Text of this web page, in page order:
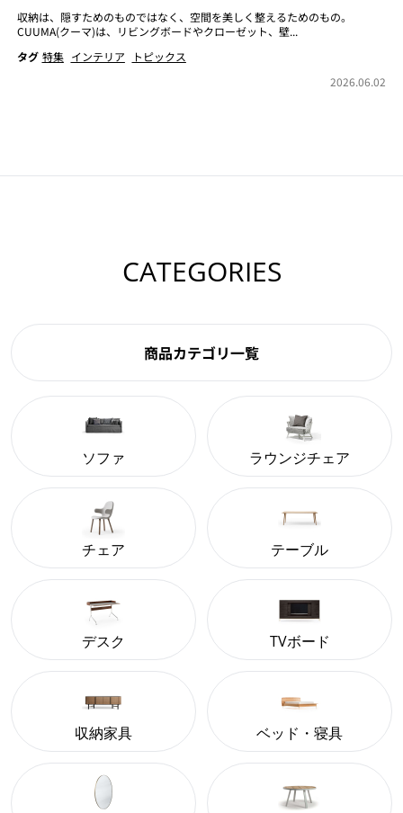
収納は、隠すためのものではなく、空間を美しく整えるためのもの。
CUUMA(クーマ)は、リビングボードやクローゼット、壁...
タグ 特集 インテリア
トピックス
2026.06.02
CATEGORIES
商品カテゴリ一覧
ソファ ラウンジチェア
チェア テーブル
デスク TVボード
収納家具 ベッド・寝具